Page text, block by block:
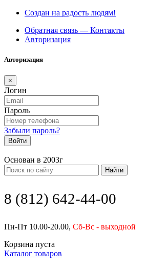
Создан на радость людям!
Обратная связь — Контакты
Авторизация
Авторизация
×
Логин
Пароль
Забыли пароль?
Войти
Основан в 2003г
Найти
8 (812) 642-44-00
Пн-Пт 10.00-20.00, Сб-Вс - выходной
Корзина пуста
Каталог товаров